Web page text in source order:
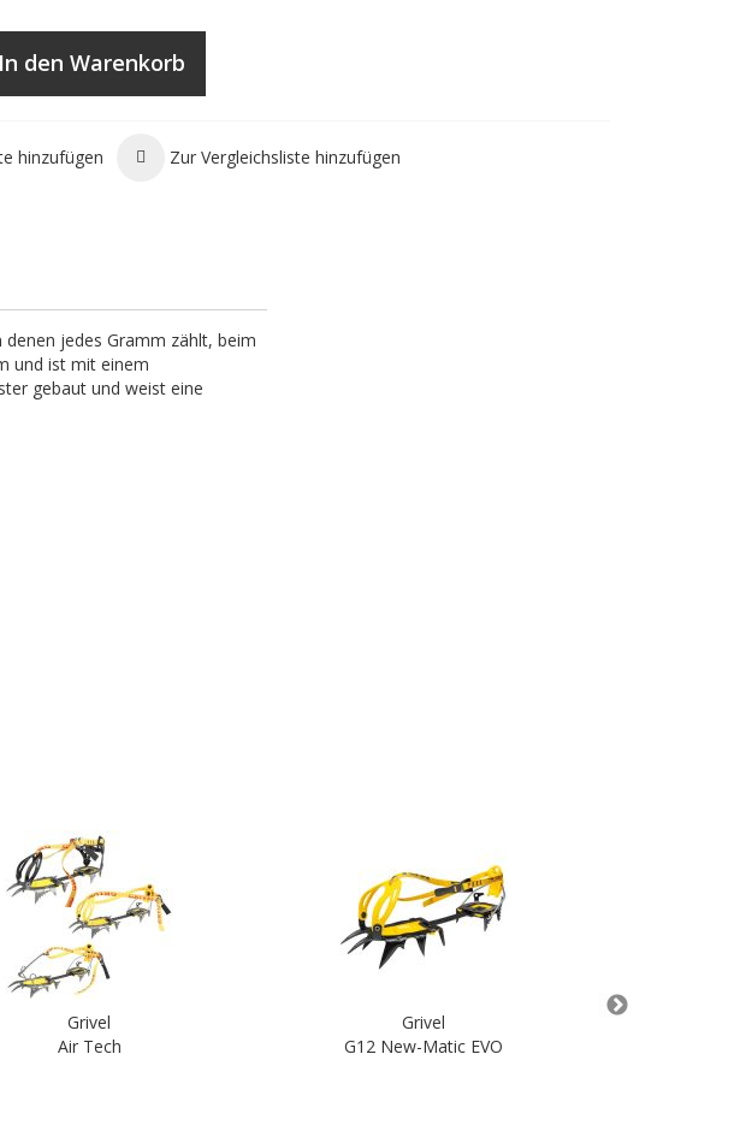
In den Warenkorb
hinzufügen Zur Vergleichsliste hinzufügen
denen jedes Gramm zählt, beim
und ist mit einem
gebaut und weist eine
Grivel
Air Tech
Grivel
G12 New-Matic EVO